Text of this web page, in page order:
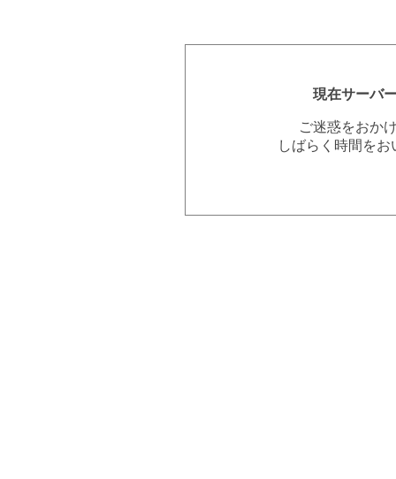
現在サーバ
ご迷惑をおか
しばらく時間を